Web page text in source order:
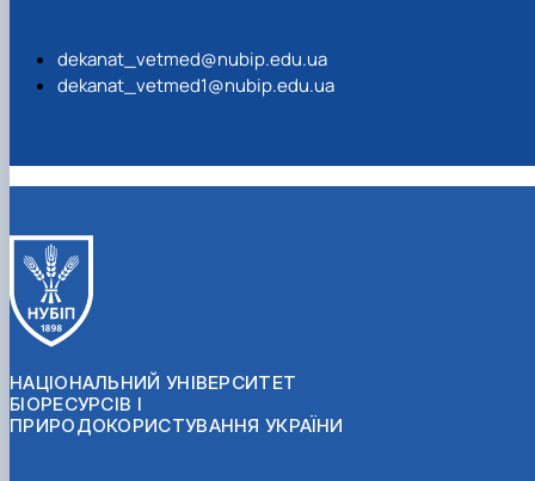
dekanat_vetmed@nubip.edu.ua
dekanat_vetmed1@nubip.edu.ua
НАЦІОНАЛЬНИЙ УНІВЕРСИТЕТ
БІОРЕСУРСІВ І
ПРИРОДОКОРИСТУВАННЯ УКРАЇНИ